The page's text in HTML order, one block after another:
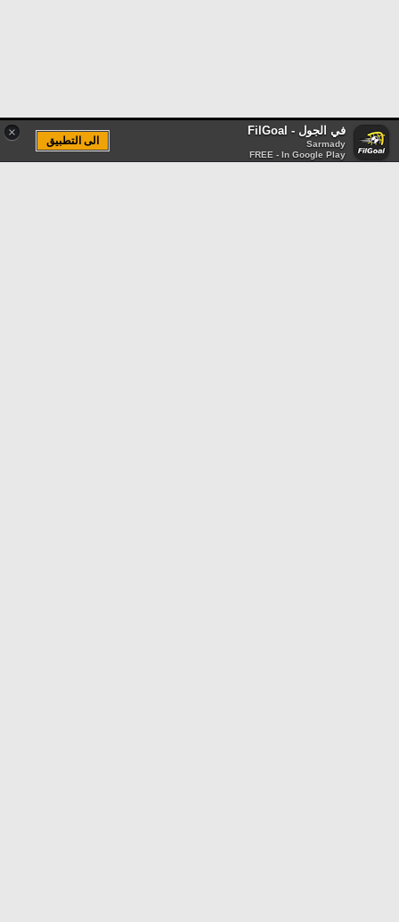
× في الجول - FilGoal
Sarmady
FREE - In Google Play
الى التطبيق